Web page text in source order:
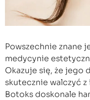
Powszechnie znane
medycynie
Okazuje się, że jego
skutecznie walczyć
Botoks doskonale